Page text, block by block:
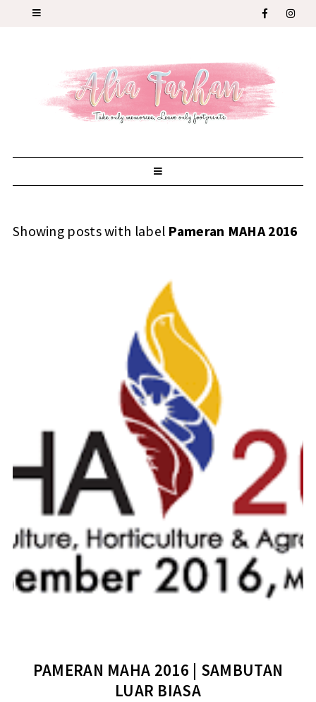
Showing posts with label Pameran MAHA 2016
PAMERAN MAHA 2016 | SAMBUTAN
LUAR BIASA